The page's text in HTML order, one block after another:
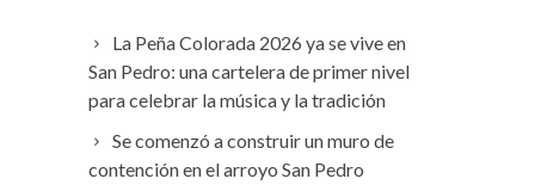
La Peña Colorada 2026 ya se vive en
San Pedro: una cartelera de primer nivel
para celebrar la música y la tradición
Se comenzó a construir un muro de
contención en el arroyo San Pedro